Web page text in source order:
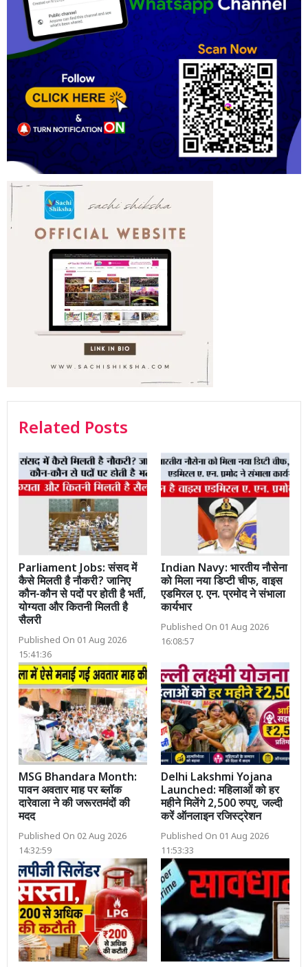
Related Posts
Parliament Jobs: संसद में
कैसे मिलती है नौकरी? जानिए
कौन-कौन से पदों पर होती है भर्ती,
योग्यता और कितनी मिलती है
सैलरी
Published On 01 Aug 2026
15:41:36
Indian Navy: भारतीय नौसेना
को मिला नया डिप्टी चीफ, वाइस
एडमिरल ए. एन. प्रमोद ने संभाला
कार्यभार
Published On 01 Aug 2026
16:08:57
MSG Bhandara Month:
पावन अवतार माह पर ब्लॉक
दारेवाला ने की जरूरतमंदों की
मदद
Published On 02 Aug 2026
14:32:59
Delhi Lakshmi Yojana
Launched: महिलाओं को हर
महीने मिलेंगे 2,500 रुपए, जल्दी
करें ऑनलाइन रजिस्ट्रेशन
Published On 01 Aug 2026
11:53:33